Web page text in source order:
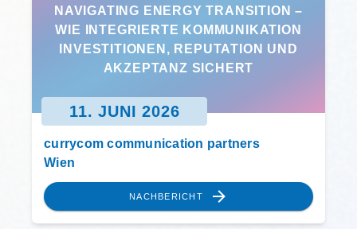
NAVIGATING ENERGY TRANSITION –
WIE INTEGRIERTE KOMMUNIKATION
INVESTITIONEN, REPUTATION UND
AKZEPTANZ SICHERT
11. JUNI 2026
currycom communication partners
Wien
NACHBERICHT